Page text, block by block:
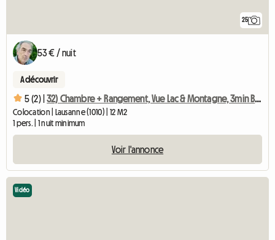
25
53 € / nuit
A découvrir
5 (2) | 32) Chambre + Rangement, Vue Lac & Montagne, 3min Bus&Métro
Colocation | Lausanne (1010) | 12 M2
1 pers. | 1 nuit minimum
Voir l'annonce
Vidéo